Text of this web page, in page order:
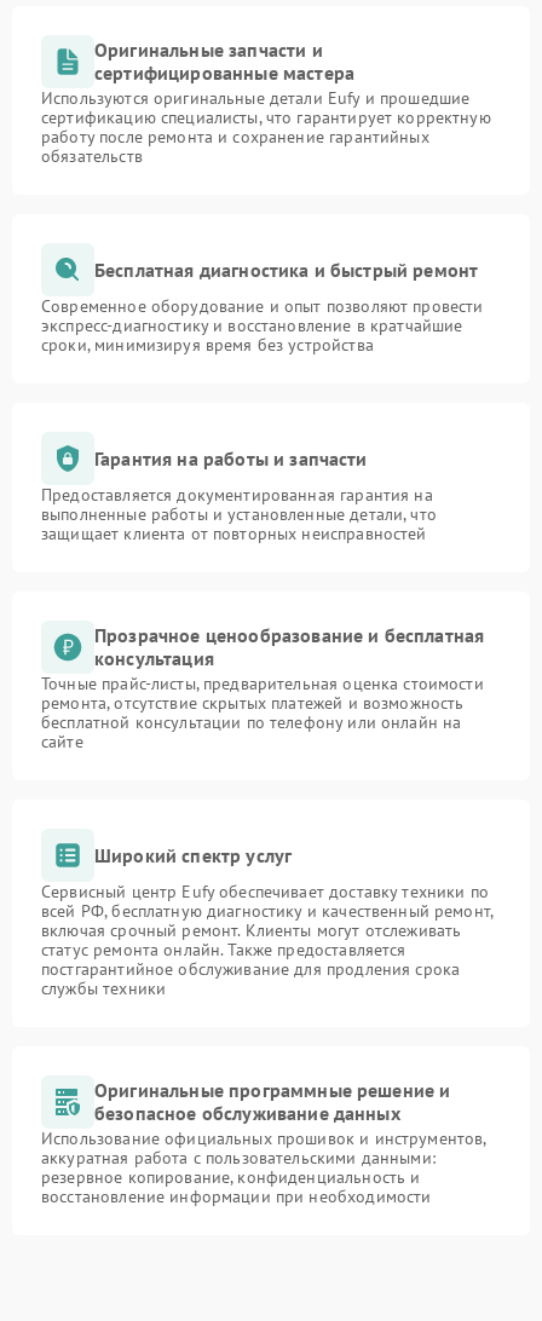
Оригинальные запчасти и
сертифицированные мастера
Используются оригинальные детали Eufy и прошедшие
сертификацию специалисты, что гарантирует корректную
работу после ремонта и сохранение гарантийных
обязательств
Бесплатная диагностика и быстрый ремонт
Современное оборудование и опыт позволяют провести
экспресс-диагностику и восстановление в кратчайшие
сроки, минимизируя время без устройства
Гарантия на работы и запчасти
Предоставляется документированная гарантия на
выполненные работы и установленные детали, что
защищает клиента от повторных неисправностей
Прозрачное ценообразование и бесплатная
консультация
Точные прайс-листы, предварительная оценка стоимости
ремонта, отсутствие скрытых платежей и возможность
бесплатной консультации по телефону или онлайн на
сайте
Широкий спектр услуг
Сервисный центр Eufy обеспечивает доставку техники по
всей РФ, бесплатную диагностику и качественный ремонт,
включая срочный ремонт. Клиенты могут отслеживать
статус ремонта онлайн. Также предоставляется
постгарантийное обслуживание для продления срока
службы техники
Оригинальные программные решение и
безопасное обслуживание данных
Использование официальных прошивок и инструментов,
аккуратная работа с пользовательскими данными:
резервное копирование, конфиденциальность и
восстановление информации при необходимости